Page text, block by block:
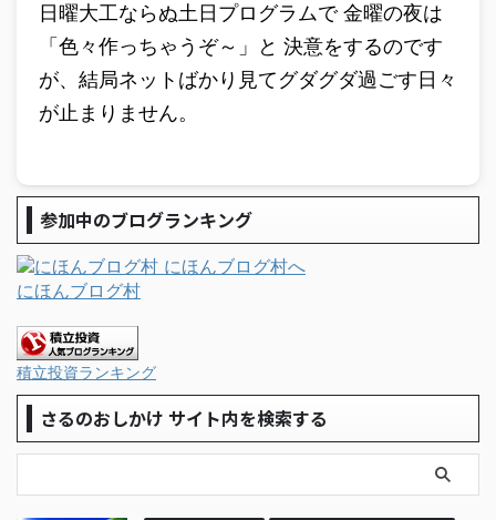
日曜大工ならぬ土日プログラムで 金曜の夜は
「色々作っちゃうぞ～」と 決意をするのです
が、結局ネットばかり見てグダグダ過ごす日々
が止まりません。
参加中のブログランキング
にほんブログ村
積立投資ランキング
さるのおしかけ サイト内を検索する